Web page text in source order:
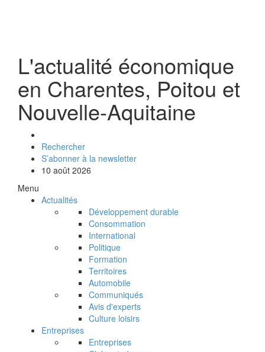
L'actualité économique
en Charentes, Poitou et
Nouvelle-Aquitaine
Rechercher
S’abonner à la newsletter
10 août 2026
Menu
Actualités
Développement durable
Consommation
International
Politique
Formation
Territoires
Automobile
Communiqués
Avis d'experts
Culture loisirs
Entreprises
Entreprises